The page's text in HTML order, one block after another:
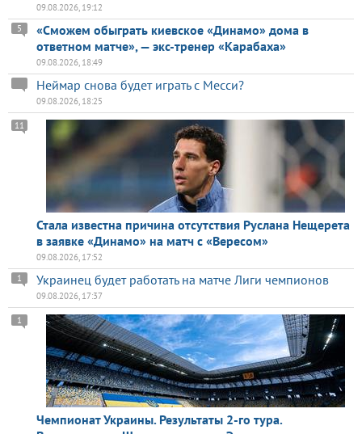
09.08.2026, 19:12
«Сможем обыграть киевское «Динамо» дома в
ответном матче», — экс-тренер «Карабаха»
5
09.08.2026, 18:49
Неймар снова будет играть с Месси?
09.08.2026, 18:25
Стала известна причина отсутствия Руслана Нещерета
в заявке «Динамо» на матч с «Вересом»
11
09.08.2026, 17:52
Украинец будет работать на матче Лиги чемпионов
1
09.08.2026, 17:37
Чемпионат Украины. Результаты 2-го тура.
1